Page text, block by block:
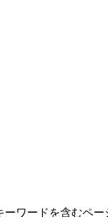
ワードを含むペ